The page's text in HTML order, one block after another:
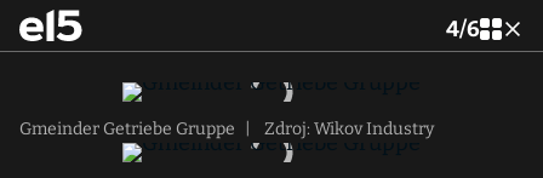
4/6
Gmeinder Getriebe Gruppe Zdroj: Wikov Industry